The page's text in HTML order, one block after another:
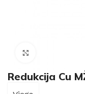
Redukcija Cu